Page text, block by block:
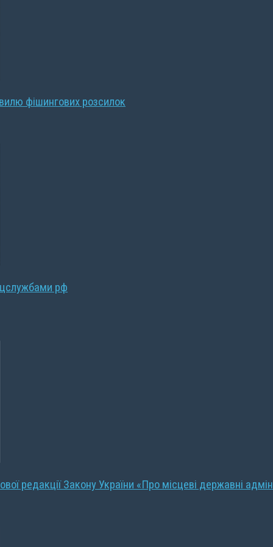
фішингових розсилок
рф
редакції Закону України «Про місцеві державні